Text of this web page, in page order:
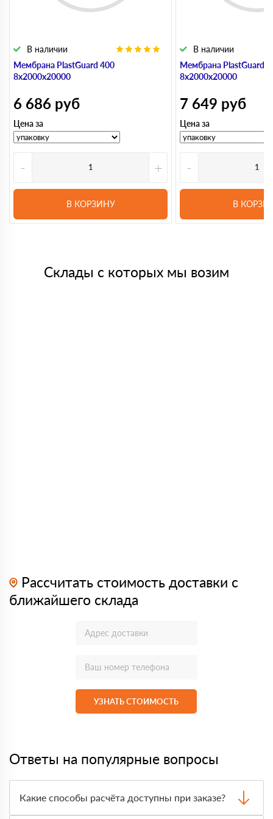
Мембрана PlastGuard 400
8х2000х20000
В наличии
6 686 руб
Цена за
- +
В КОРЗИНУ
Мембрана PlastGuard
8х2000х20000
В наличии
7 649 руб
Цена за
-
В
Склады с которых мы возим
Рассчитать стоимость доставки с
ближайшего склада
УЗНАТЬ СТОИМОСТЬ
Ответы на популярные вопросы
Какие способы расчёта доступны при заказе?